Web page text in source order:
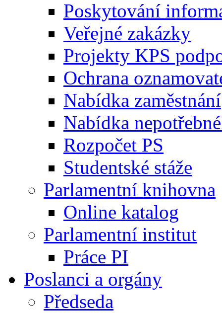
Poskytování
Veřejné zakázky
Projekty KPS
Ochrana
Nabídka zaměstnání
Nabídka
Rozpočet PS
Studentské stáže
Parlamentní knihovna
Online katalog
Parlamentní institut
Práce PI
Poslanci a orgány
Předseda